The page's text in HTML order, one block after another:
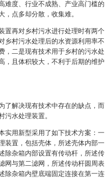
难度、行业不成熟、产业高门槛的
，点多却分散，收集难。
置再对乡村污水进行处理时有两个
乡村污水处理后的水资源利用率不
，二是现有技术用于乡村的污水处
，且体积较大，不利于后期的维护
了解决现有技术中存在的缺点，而
污水处理装置。
实用新型采用了如下技术方案：一
装置，包括壳体，所述壳体内部一
除杂箱内部设置有传动杆，所述传
网与第二滤网，所述传动杆圆周表
除杂箱内壁底端固定连接在第一连